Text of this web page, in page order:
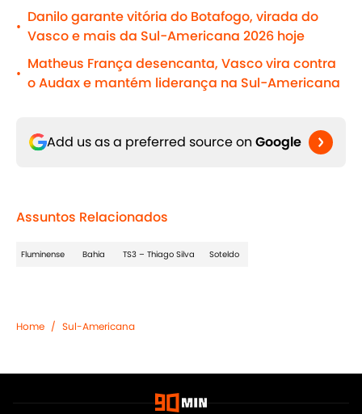
•
Danilo garante vitória do Botafogo, virada do
Vasco e mais da Sul-Americana 2026 hoje
•
Matheus França desencanta, Vasco vira contra
o Audax e mantém liderança na Sul-Americana
Add us as a preferred source on Google
Assuntos Relacionados
Fluminense Bahia TS3 – Thiago Silva Soteldo
Home / Sul-Americana